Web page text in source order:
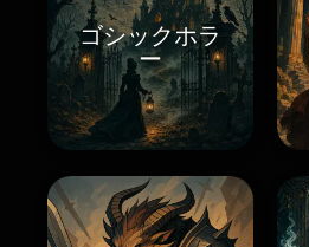
ゴシックホラ
ー